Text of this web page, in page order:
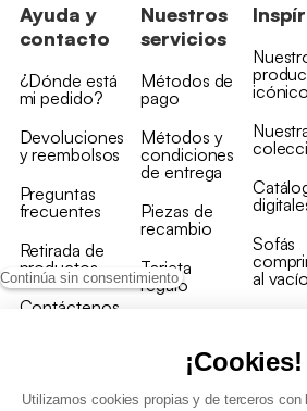
Continúa sin consentimiento
¡Cookies!
Utilizamos cookies propias y de terceros con
Ayuda y
contacto
¿Dónde está
mi pedido?
Devoluciones
y reembolsos
Preguntas
frecuentes
Retirada de
productos
Contáctenos
Nuestros
servicios
Métodos de
pago
Métodos y
condiciones
de entrega
Piezas de
recambio
Tarjeta
regalo
Sofás
al vacío